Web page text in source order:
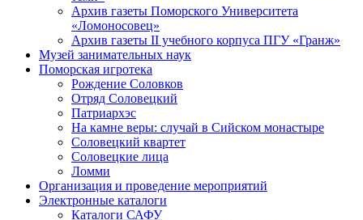
Архив газеты Поморского Университета
«Ломоносовец»
Архив газеты II учебного корпуса ПГУ «Гранж»
Музей занимательных наук
Поморская игротека
Рождение Соловков
Отряд Соловецкий
Патриархэс
На камне веры: случай в Сийском монастыре
Соловецкий квартет
Соловецкие лица
Ломми
Организация и проведение мероприятий
Электронные каталоги
Каталоги САФУ